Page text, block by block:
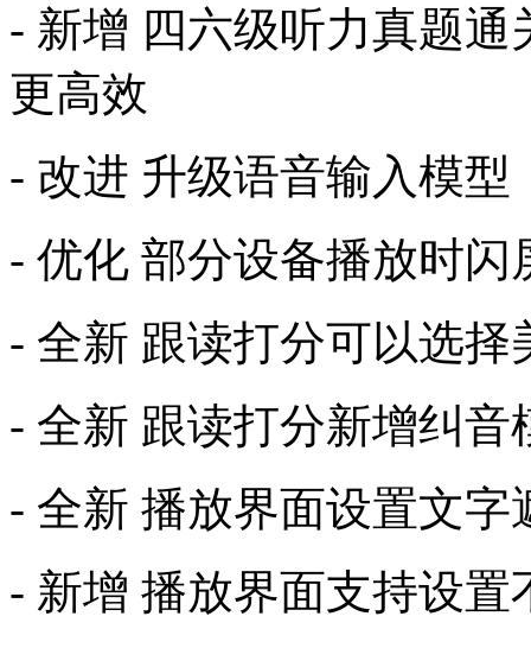
- 新增 四六级听力真题
更高效
- 改进 升级语音输入模型
- 优化 部分设备播放时闪
- 全新 跟读打分可以选择
- 全新 跟读打分新增纠音
- 全新 播放界面设置文字
- 新增 播放界面支持设